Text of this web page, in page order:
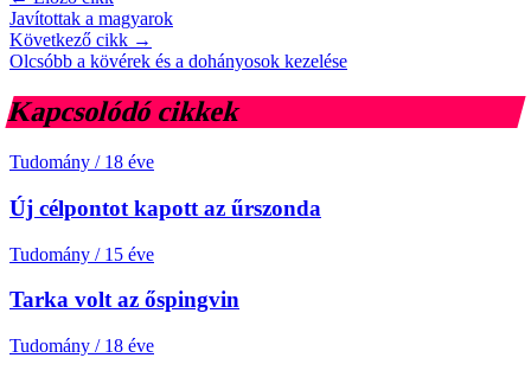
Javítottak a magyarok
Következő cikk →
Olcsóbb a kövérek és a dohányosok kezelése
Kapcsolódó cikkek
Tudomány / 18 éve
Új célpontot kapott az űrszonda
Tudomány / 15 éve
Tarka volt az őspingvin
Tudomány / 18 éve